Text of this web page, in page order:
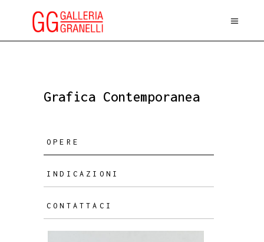
Grafica Contemporanea
OPERE
INDICAZIONI
CONTATTACI